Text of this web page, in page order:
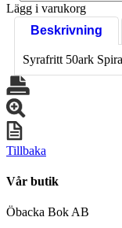
Lägg i varukorg
Beskrivning
Syrafritt 50ark
Tillbaka
Vår butik
Öbacka Bok AB